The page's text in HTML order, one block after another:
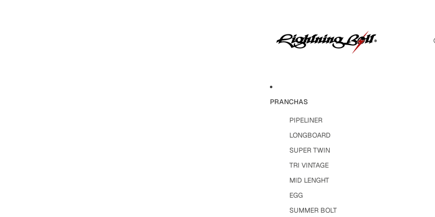
PRANCHAS
PIPELINER
LONGBOARD
SUPER TWIN
TRI VINTAGE
MID LENGHT
EGG
SUMMER BOLT